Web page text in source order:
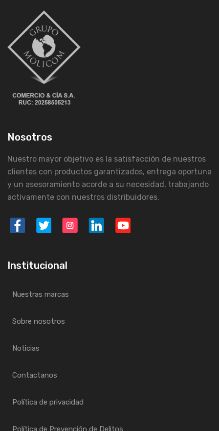
Nosotros
Nuestro mayor objetivo es la satisfacción de nuestros
clientes con productos garantizados, entrega oportuna
y un asesoramiento acorde a su necesidad, trabajando
activamente con nuestros distribuidores.
Institucional
Nuestras marcas
Sobre nosotros
Noticias
Contactanos
Política de privacidad
Política de Prevención de Delitos